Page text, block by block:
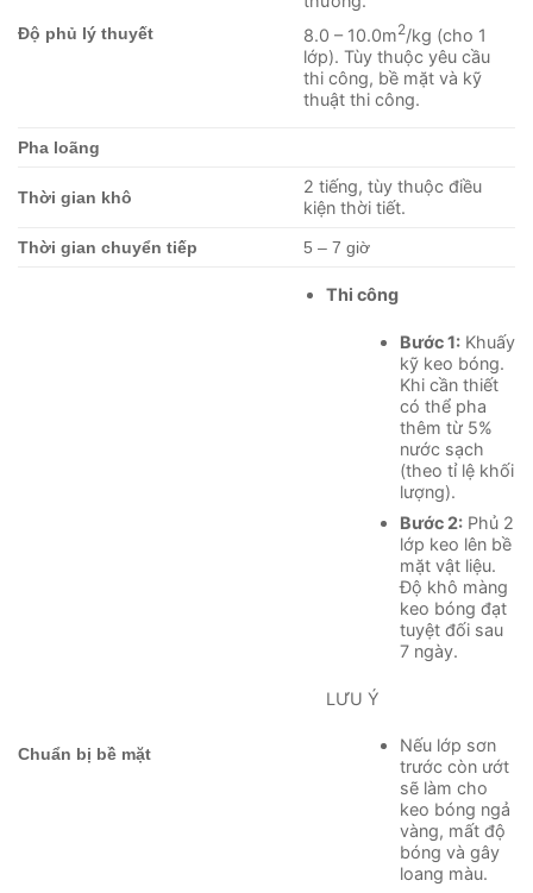
Độ phủ lý thuyết
8.0 – 10.0m2/kg (cho 1
lớp). Tùy thuộc yêu cầu
thi công, bề mặt và kỹ
thuật thi công.
Pha loãng
Thời gian khô
2 tiếng, tùy thuộc điều
kiện thời tiết.
Thời gian chuyển tiếp 5 – 7 giờ
Chuẩn bị bề mặt
Thi công
Bước 1:Khuấy
kỹ keo bóng.
Khi cần thiết
có thể pha
thêm từ 5%
nước sạch
(theo tỉ lệ khối
lượng).
Bước 2:Phủ 2
lớp keo lên bề
mặt vật liệu.
Độ khô màng
keo bóng đạt
tuyệt đối sau
7 ngày.
LƯU Ý
Nếu lớp sơn
trước còn ướt
sẽ làm cho
keo bóng ngả
vàng, mất độ
bóng và gây
loang màu.